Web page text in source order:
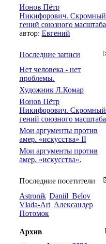
Ионов Пётр
Никифорович. Скромный
гений союзного масштаба
автор: Евгений
Последние записи
Нет человека - нет
проблемы.
Художник Л.Комар
Ионов Пётр
Никифорович. Скромный
гений союзного масштаба
Мои аргументы против
амер. «искусства» II
Мои аргументы против
амер. «искусства».
Последние посетители
Astronik Daniil_Belov
Vlada-Art Александер
Потомок
Архив